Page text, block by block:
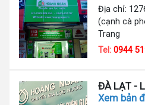
Địa chỉ:
(cạnh cà
Trang
Tel:0944
ĐÀ LẠT -
Xem bản